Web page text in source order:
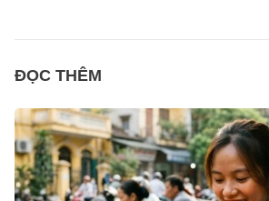
ĐỌC THÊM